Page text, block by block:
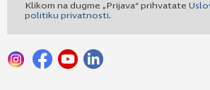
Klikom na dugme „Prijava“ prihvatate
politiku privatnosti.